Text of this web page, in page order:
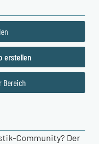
erstellen
Community? Der